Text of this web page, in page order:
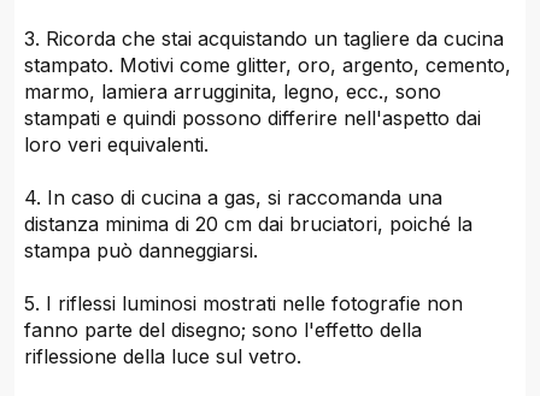
3. Ricorda che stai acquistando un tagliere da cucina
stampato. Motivi come glitter, oro, argento, cemento,
marmo, lamiera arrugginita, legno, ecc., sono
stampati e quindi possono differire nell'aspetto dai
loro veri equivalenti.
4. In caso di cucina a gas, si raccomanda una
distanza minima di 20 cm dai bruciatori, poiché la
stampa può danneggiarsi.
5. I riflessi luminosi mostrati nelle fotografie non
fanno parte del disegno; sono l'effetto della
riflessione della luce sul vetro.